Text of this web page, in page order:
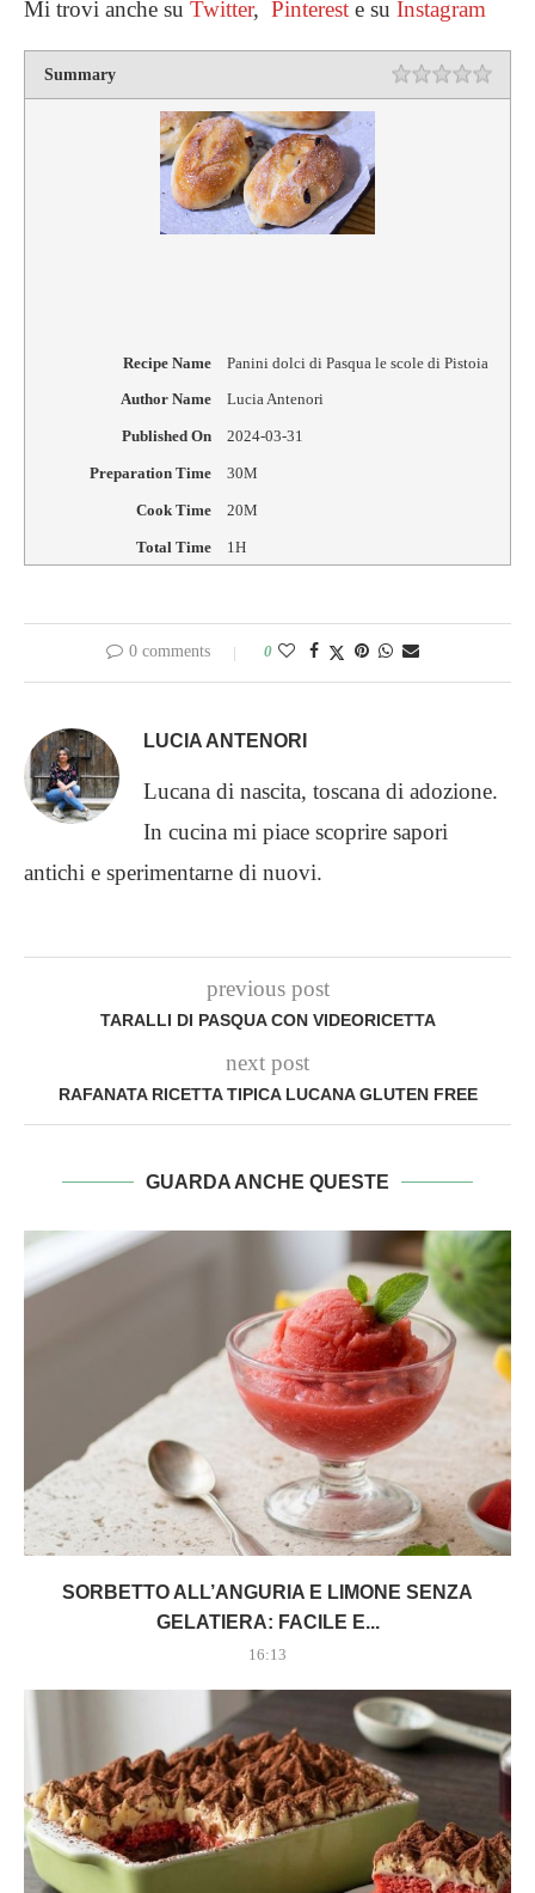
Mi trovi anche su Twitter, Pinterest e su Instagram
Summary Rating
Recipe Name Panini dolci di Pasqua le scole di Pistoia
Author Name Lucia Antenori
Published On 2024-03-31
Preparation Time 30M
Cook Time 20M
Total Time 1H
0 comments 0
LUCIA ANTENORI
Lucana di nascita, toscana di adozione.
In cucina mi piace scoprire sapori
antichi e sperimentarne di nuovi.
previous post
TARALLI DI PASQUA CON VIDEORICETTA
next post
RAFANATA RICETTA TIPICA LUCANA GLUTEN FREE
GUARDA ANCHE QUESTE
SORBETTO ALL’ANGURIA E LIMONE SENZA
GELATIERA: FACILE E...
16:13